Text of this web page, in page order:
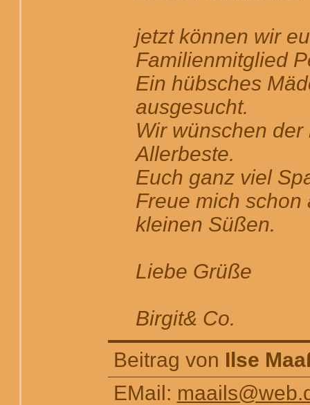
jetzt können wir
Familienmitglied
Ein hübsches
ausgesucht.
Wir wünschen
Allerbeste.
Euch ganz viel
Freue mich schon
kleinen Süßen.
Liebe Grüße
Birgit& Co.
Beitrag von Ilse
EMail: